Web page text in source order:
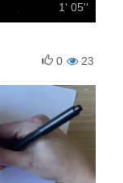
1' 05''
23
0